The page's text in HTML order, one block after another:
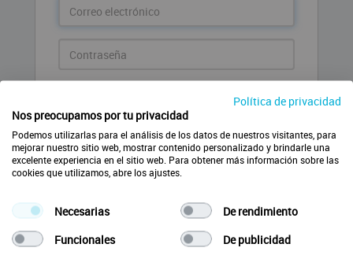
electrónico
¿Has olvidado la contraseña?
Política de privacidad
Nos preocupamos por tu privacidad
Podemos utilizarlas para el análisis de los datos de nuestros visitantes, para
mejorar nuestro sitio web, mostrar contenido personalizado y brindarle una
excelente experiencia en el sitio web. Para obtener más información sobre las
cookies que utilizamos, abre los ajustes.
Necesarias
De rendimiento
Funcionales
De publicidad